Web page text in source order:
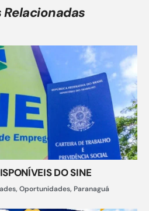
DO SINE
, Oportunidades, Paranaguá